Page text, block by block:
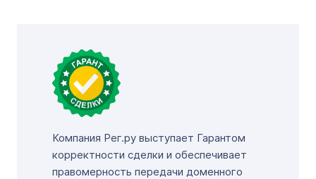
Компания Рег.ру выступает Гарантом
корректности сделки и обеспечивает
правомерность передачи доменного